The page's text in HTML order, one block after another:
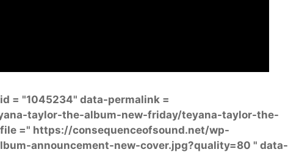
= "1045234" data-permalink =
taylor-the-album-new-friday/teyana-taylor-the-
=" https://consequenceofsound.net/wp-
announcement-new-cover.jpg?quality=80 " data-